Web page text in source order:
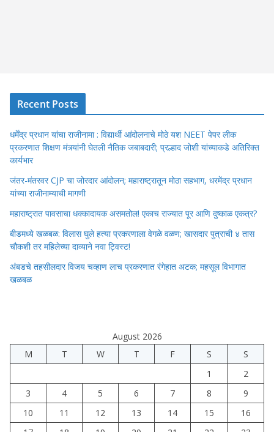
Recent Posts
धर्मेंद्र प्रधान यांचा राजीनामा : विद्यार्थी आंदोलनाचे मोठे यश NEET पेपर लीक
प्रकरणात शिक्षण मंत्र्यांनी घेतली नैतिक जबाबदारी; प्रल्हाद जोशी यांच्याकडे अतिरिक्त
कार्यभार
जंतर-मंतरवर CJP चा जोरदार आंदोलन; महाराष्ट्रातून मोठा सहभाग, धरमेंद्र प्रधान
यांच्या राजीनाम्याची मागणी
महाराष्ट्रात पावसाचा धक्कादायक असमतोल! एकाच राज्यात पूर आणि दुष्काळ एकत्र?
बीडमध्ये खळबळ: विलास घुले हत्या प्रकरणाला वेगळे वळण; खासदार पुत्राची ४ तास
चौकशी तर महिलेच्या दाव्याने नवा ट्विस्ट!
अंबडचे तहसीलदार विजय चव्हाण लाच प्रकरणात रंगेहात अटक; महसूल विभागात
खळबळ
August 2026
M
T W T F S
S
1
2
3
4 5 6 7 8
9
10
11 12 13 14 15
16